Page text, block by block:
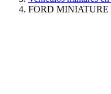
FORD